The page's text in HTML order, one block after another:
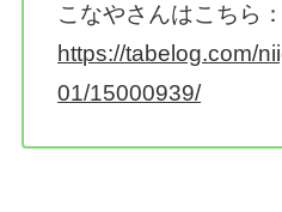
こなやさんはこちら：
https://tabelog.com/
01/15000939/